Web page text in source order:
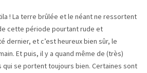
! La terre brûlée et le néant ne ressortent
cette période pourtant rude et
dernier, et c’est heureux bien sûr, le
Et puis, il y a quand même de (très)
se portent toujours bien. Certaines sont